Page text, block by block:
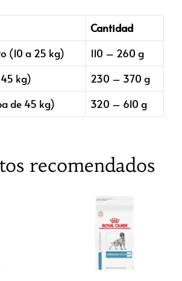
Cantidad
(10 a 25 kg)
110 – 260 g
kg)
230 – 370 g
de 45 kg)
320 – 610 g
recomendados